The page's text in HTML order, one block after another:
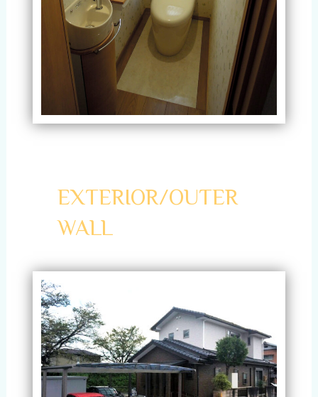
EXTERIOR/OUTER
WALL